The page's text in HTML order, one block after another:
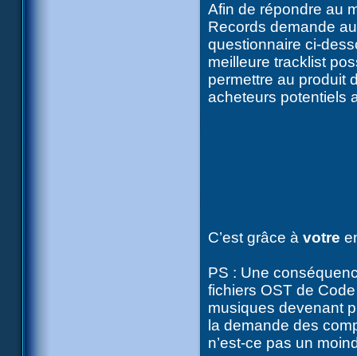
Afin de répondre au
Records demande
questionnaire ci-
meilleure tracklist
permettre au produit
acheteurs potentiels
C’est grâce àvotre
PS : Une
fichiers OST de
musiques devenant
la demande des
n’est-ce pas un